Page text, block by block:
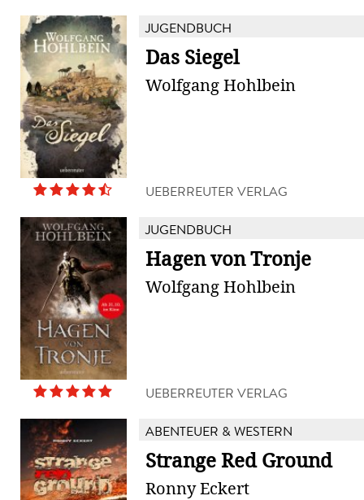
JUGENDBUCH
Das Siegel
Wolfgang Hohlbein
UEBERREUTER VERLAG
JUGENDBUCH
Hagen von Tronje
Wolfgang Hohlbein
UEBERREUTER VERLAG
ABENTEUER & WESTERN
Strange Red Ground
Ronny Eckert